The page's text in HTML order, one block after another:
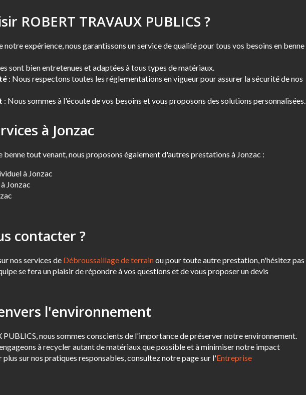
ROBERT TRAVAUX PUBLICS ?
notre expérience, nous garantissons un service de qualité pour tous vos besoins en benne
sont bien entretenues et adaptées à tous types de matériaux.
: Nous respectons toutes les réglementations en vigueur pour assurer la sécurité de nos
: Nous sommes à l'écoute de vos besoins et vous proposons des solutions personnalisées.
à Jonzac
benne tout venant, nous proposons également d'autres prestations à Jonzac :
à Jonzac
Jonzac
contacter ?
nos services de Débroussaillage de terrainou pour toute autre prestation, n'hésitez pas
se fera un plaisir de répondre à vos questions et de vous proposer un devis
l'environnement
PUBLICS, nous sommes conscients de l'importance de préserver notre environnement.
à recycler autant de matériaux que possible et à minimiser notre impact
plus sur nos pratiques responsables, consultez notre page sur l'Entreprise